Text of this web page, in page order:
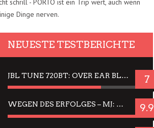
schrill - PORTO ist ein Trip wert, auch wenn
Dinge nerven.
NEUESTE TESTBERICHTE
JBL TUNE 720BT: OVER EAR BLUETOOTH KOPFHÖRER UM DIE 50,-€ IM DAUER-TEST 7
WEGEN DES ERFOLGES – MJ: MICHAEL JACKSON MUSICAL IN EINER MATINEE SEHEN 9.9